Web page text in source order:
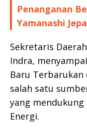
Penanganan
Yamanashi
Sekretaris
Indra,
Baru Terbarukan
salah satu
yang
Energi.